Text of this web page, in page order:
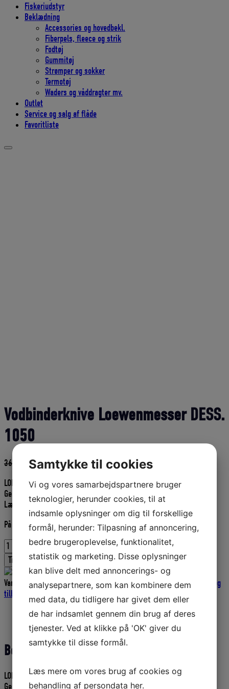
Fiskeriudstyr
Beklædning
Accessories og hovedbekl.
Fiberpels, fleece og strik
Fodtøj
Gummitøj
Strømper og sokker
Termotøj
Waders og våddragter mv.
Outlet
Service og salg af flåde
Favoritliste
Vodbinderknive Loewenmesser DESS.
1050
365,00 DKK Den
oprindelige
pris
var:
365,00 DKK.
328,50DKKDen
pris
er:
328,50 DKK.
LOEWENMESSER VODBINDERKNIV. DESS. NR. 1050
Gennemført fra skaft til knivspids, utrolig let at holde skarp.
Længde: 165 mm.
På lager
Vodbinderknive
Loewenmesser
DESS.
1050
antal
Tilføj til kurv
Varenummer (SKU):D9064Kategorier:Knive,Loewen Messer
Knive og
tilbehør
Fiskeriudstyr
Beskrivelse
Yderligere information
Beskrivelse
LOEWENMESSER VODBINDERKNIV. DESS. NR. 1050
Gennemført fra skaft til knivspids, utrolig let at holde skarp.
Samtykke til cookies
Vi og vores samarbejdspartnere bruger
teknologier, herunder cookies, til at
indsamle oplysninger om dig til forskellige
formål, herunder: Tilpasning af annoncering,
bedre brugeroplevelse, funktionalitet,
statistik og marketing. Disse oplysninger
kan blive delt med annoncerings- og
analysepartnere, som kan kombinere dem
med data, du tidligere har givet dem eller
de har indsamlet gennem din brug af deres
tjenester. Ved at klikke på 'OK' giver du
samtykke til disse formål.
Læs mere om vores brug af cookies og
behandling af persondata her.